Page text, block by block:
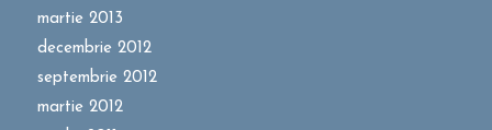
martie 2013
decembrie 2012
septembrie 2012
martie 2012